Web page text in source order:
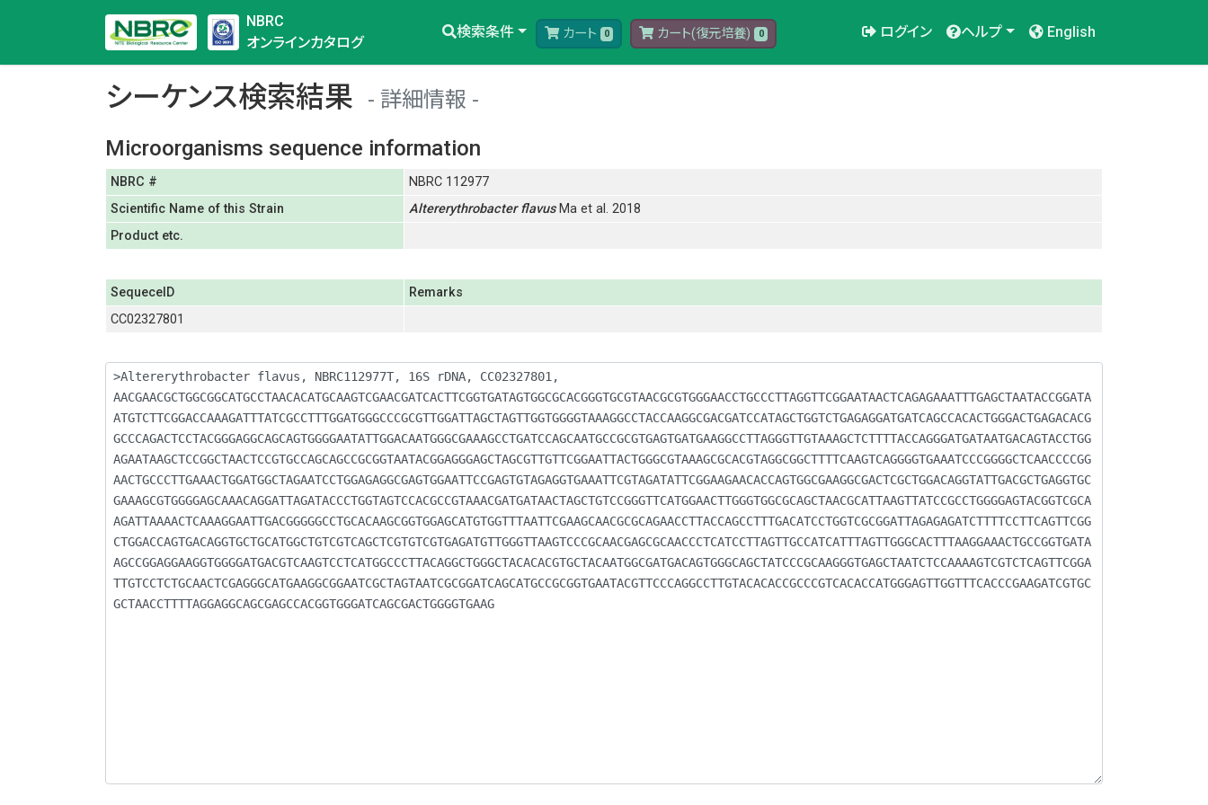
NBRC
オンラインカタログ
検索条件 カート 0 カート(復元培養) 0 ログイン ヘルプ English
シーケンス検索結果
詳細情報
Microorganisms sequence information
NBRC #
NBRC 112977
Scientific Name of this Strain
Altererythrobacter flavusMa et al. 2018
Product etc.
SequeceID
Remarks
CC02327801